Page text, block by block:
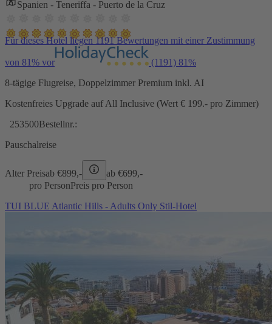
Spanien - Teneriffa - Puerto de la Cruz
Für dieses Hotel liegen 1191 Bewertungen mit einer Zustimmung
von 81% vor (1191) 81%
8-tägige Flugreise, Doppelzimmer Premium inkl. AI
Kostenfreies Upgrade auf All Inclusive (Wert € 199.- pro Zimmer)
253500Bestellnr.:
Pauschalreise
Alter Preisab €899,- ab €699,-
pro PersonPreis pro Person
TUI BLUE Atlantic Hills - Adults Only Stil-Hotel